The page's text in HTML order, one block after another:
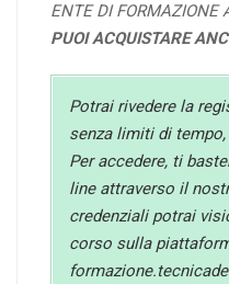
ENTE DI FORMAZIONE
PUOI ACQUISTARE
Potrai rivedere la
senza limiti di
Per accedere, ti
line attraverso il
credenziali potrai
corso sulla